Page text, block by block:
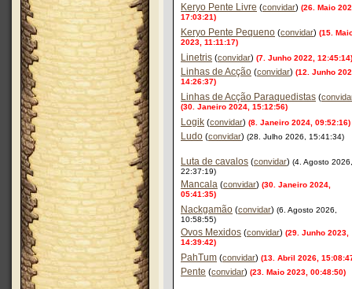
Keryo Pente Livre (convidar) (26. Maio
17:03:21)
Keryo Pente Pequeno (convidar) (15.
2023, 11:11:17)
Linetris (convidar) (7. Junho 2022, 12:45:14)
Linhas de Acção (convidar) (12. Junho
14:26:37)
Linhas de Acção Paraquedistas (
(30. Janeiro 2024, 15:12:56)
Logik (convidar) (8. Janeiro 2024, 09:52:16)
Ludo (convidar) (28. Julho 2026, 15:41:34)
Luta de cavalos (convidar) (4. Agosto 2026,
22:37:19)
Mancala (convidar) (30. Janeiro 2024,
05:41:35)
Nackgamão (convidar) (6. Agosto 2026,
10:58:55)
Ovos Mexidos (convidar) (29. Junho 2023,
14:39:42)
PahTum (convidar) (13. Abril 2026,
Pente (convidar) (23. Maio 2023, 00:48:50)